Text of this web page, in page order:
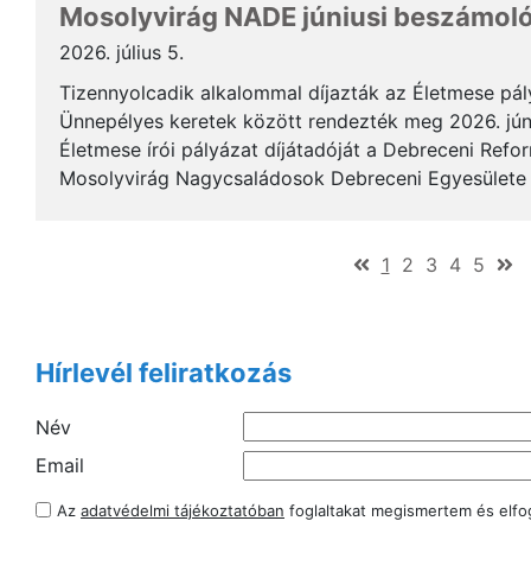
Mosolyvirág NADE júniusi
2026. július 5.
Tizennyolcadik alkalommal díjazták az Életmese
Ünnepélyes keretek között rendezték meg 2026.
Életmese írói pályázat díjátadóját a Debreceni
Mosolyvirág Nagycsaládosok Debreceni
1(current)
2 3 4 5
Hírlevél feliratkozás
Név
Email
Az adatvédelmi tájékoztatóban foglaltakat megismertem és